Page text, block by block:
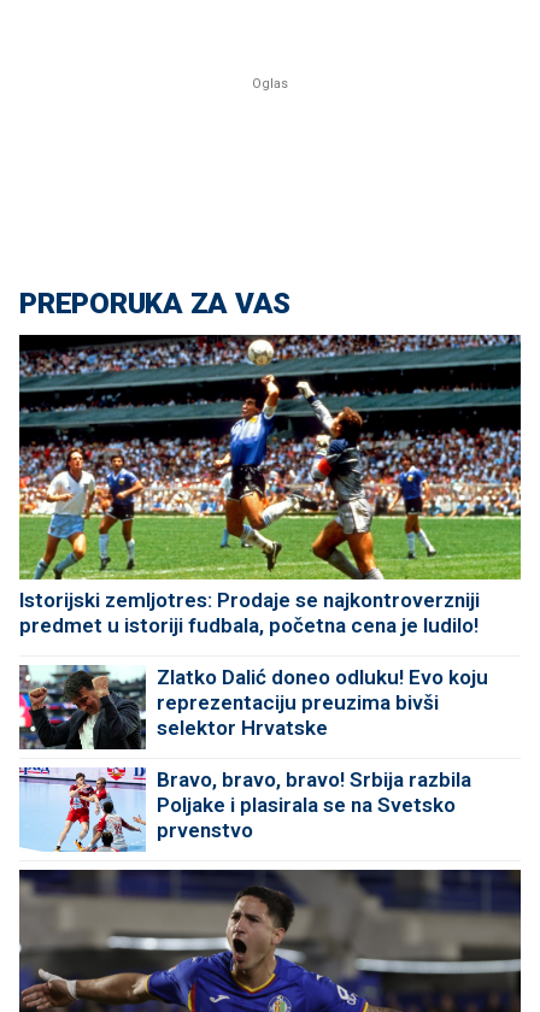
PREPORUKA ZA VAS
Istorijski zemljotres: Prodaje se najkontroverzniji
predmet u istoriji fudbala, početna cena je ludilo!
Zlatko Dalić doneo odluku! Evo koju
reprezentaciju preuzima bivši
selektor Hrvatske
Bravo, bravo, bravo! Srbija razbila
Poljake i plasirala se na Svetsko
prvenstvo